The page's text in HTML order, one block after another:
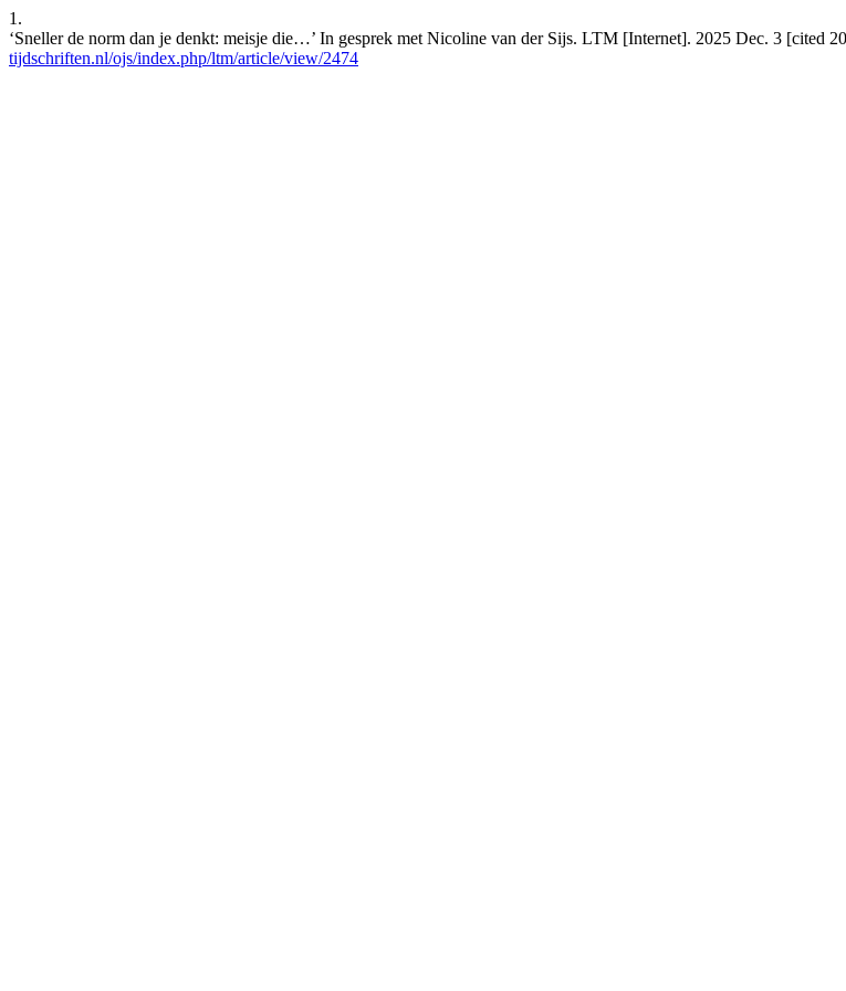
1.
‘Sneller de norm dan je denkt: meisje die…’ In gesprek met Nicoline van der Sijs. LTM [Internet]. 2025 Dec. 3 [cited
tijdschriften.nl/ojs/index.php/ltm/article/view/2474